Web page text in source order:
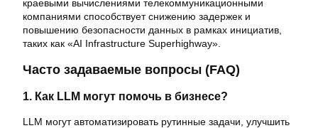
краевыми вычислениями телекоммуникационными
компаниями способствует снижению задержек и
повышению безопасности данных в рамках инициатив,
таких как «AI Infrastructure Superhighway».
Часто задаваемые вопросы (FAQ)
1. Как LLM могут помочь в бизнесе?
LLM могут автоматизировать рутинные задачи, улучшить